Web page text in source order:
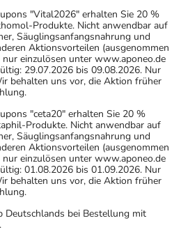
"Vital2026" erhalten Sie 20 %
Produkte. Nicht anwendbar auf
Säuglingsanfangsnahrung und
Aktionsvorteilen (ausgenommen
einzulösen unter www.aponeo.de
29.07.2026 bis 09.08.2026. Nur
behalten uns vor, die Aktion früher
"ceta20" erhalten Sie 20 %
Produkte. Nicht anwendbar auf
Säuglingsanfangsnahrung und
Aktionsvorteilen (ausgenommen
einzulösen unter www.aponeo.de
01.08.2026 bis 01.09.2026. Nur
behalten uns vor, die Aktion früher
Deutschlands bei Bestellung mit